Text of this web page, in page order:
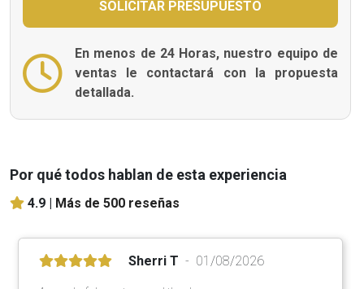
En menos de 24 Horas, nuestro equipo de
ventas le contactará con la propuesta
detallada.
Por qué todos hablan de esta experiencia
4.9 | Más de 500 reseñas
Sherri T 01/08/2026